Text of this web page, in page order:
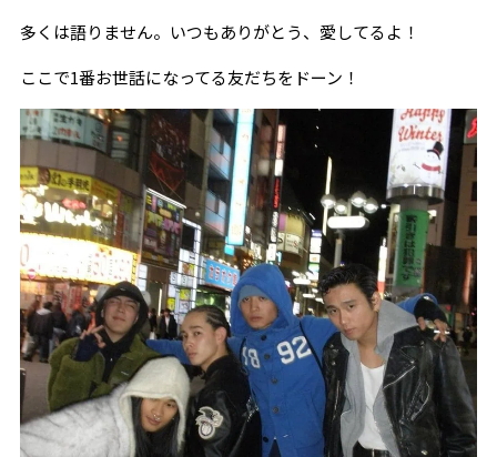
多くは語りません。いつもありがとう、愛してるよ！
ここで1番お世話になってる友だちをドーン！